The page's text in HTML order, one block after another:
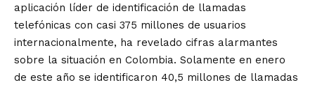
aplicación líder de identificación de llamadas
telefónicas con casi 375 millones de usuarios
internacionalmente, ha revelado cifras alarmantes
sobre la situación en Colombia. Solamente en enero
de este año se identificaron 40,5 millones de llamadas